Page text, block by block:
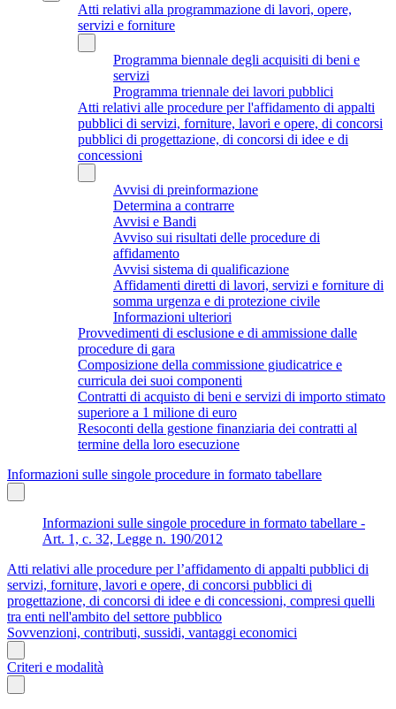
Atti relativi alla programmazione di lavori, opere,
servizi e forniture
Programma biennale degli acquisiti di beni e
servizi
Programma triennale dei lavori pubblici
Atti relativi alle procedure per l'affidamento di appalti
pubblici di servizi, forniture, lavori e opere, di concorsi
pubblici di progettazione, di concorsi di idee e di
concessioni
Avvisi di preinformazione
Determina a contrarre
Avvisi e Bandi
Avviso sui risultati delle procedure di
affidamento
Avvisi sistema di qualificazione
Affidamenti diretti di lavori, servizi e forniture di
somma urgenza e di protezione civile
Informazioni ulteriori
Provvedimenti di esclusione e di ammissione dalle
procedure di gara
Composizione della commissione giudicatrice e
curricula dei suoi componenti
Contratti di acquisto di beni e servizi di importo stimato
superiore a 1 milione di euro
Resoconti della gestione finanziaria dei contratti al
termine della loro esecuzione
Informazioni sulle singole procedure in formato tabellare
Informazioni sulle singole procedure in formato tabellare -
Art. 1, c. 32, Legge n. 190/2012
Atti relativi alle procedure per l’affidamento di appalti pubblici di
servizi, forniture, lavori e opere, di concorsi pubblici di
progettazione, di concorsi di idee e di concessioni, compresi quelli
tra enti nell'ambito del settore pubblico
Sovvenzioni, contributi, sussidi, vantaggi economici
Criteri e modalità